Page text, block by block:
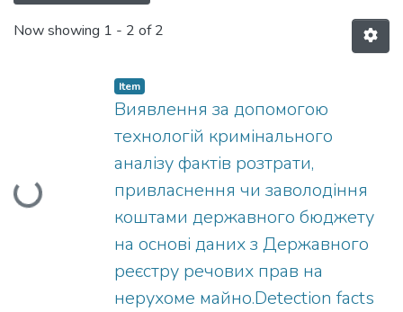
Now showing 1 - 2 of 2
Loading...
Item
Виявлення за допомогою
технологій кримінального
аналізу фактів розтрати,
привласнення чи заволодіння
коштами державного бюджету
на основі даних з Державного
реєстру речових прав на
нерухоме майно.Detection facts